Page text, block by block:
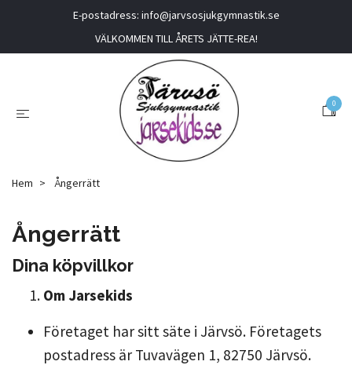
E-postadress: info@jarvsosjukgymnastik.se
VÄLKOMMEN TILL ÅRETS JÄTTE-REA!
0
Hem Ångerrätt
Ångerrätt
Dina köpvillkor
Om Jarsekids
Företaget har sitt säte i Järvsö. Företagets
postadress är Tuvavägen 1, 82750 Järvsö.